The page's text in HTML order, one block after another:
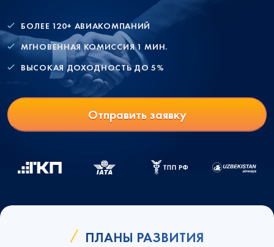
БОЛЕЕ 120+ АВИАКОМПАНИЙ
МГНОВЕННАЯ КОМИССИЯ 1 МИН.
ВЫСОКАЯ ДОХОДНОСТЬ ДО 5%
Отправить заявку
ПЛАНЫ РАЗВИТИЯ